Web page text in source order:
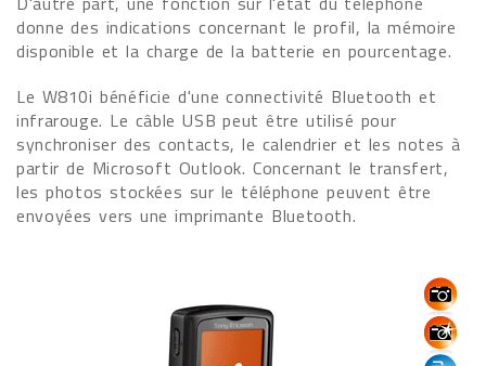
donne des indications concernant le profil, la mémoire
disponible et la charge de la batterie en pourcentage.
Le W810i bénéficie d'une connectivité Bluetooth et
infrarouge. Le câble USB peut être utilisé pour
synchroniser des contacts, le calendrier et les notes à
partir de Microsoft Outlook. Concernant le transfert,
les photos stockées sur le téléphone peuvent être
envoyées vers une imprimante Bluetooth.